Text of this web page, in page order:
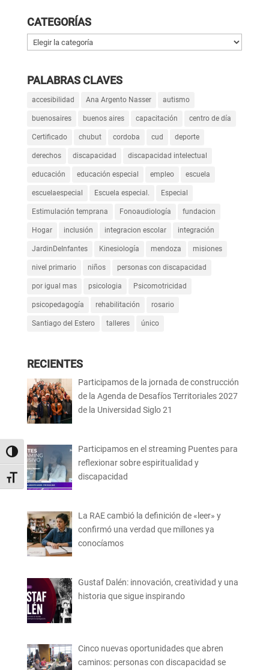
Alternar alto contraste
Alternar tamaño de letra
CATEGORÍAS
Categorías
PALABRAS CLAVES
accesibilidad Ana Argento Nasser autismo
buenosaires buenos aires capacitación centro de día
Certificado chubut cordoba cud deporte
derechos discapacidad discapacidad intelectual
educación educación especial empleo escuela
escuelaespecial Escuela especial. Especial
Estimulación temprana Fonoaudiología fundacion
Hogar inclusión integracion escolar integración
JardinDeInfantes Kinesiología mendoza misiones
nivel primario niños personas con discapacidad
por igual mas psicologia Psicomotricidad
psicopedagogía rehabilitación rosario
Santiago del Estero talleres único
RECIENTES
Participamos de la jornada de construcción
de la Agenda de Desafíos Territoriales 2027
de la Universidad Siglo 21
Participamos en el streaming Puentes para
reflexionar sobre espiritualidad y
discapacidad
La RAE cambió la definición de «leer» y
confirmó una verdad que millones ya
conocíamos
Gustaf Dalén: innovación, creatividad y una
historia que sigue inspirando
Cinco nuevas oportunidades que abren
caminos: personas con discapacidad se